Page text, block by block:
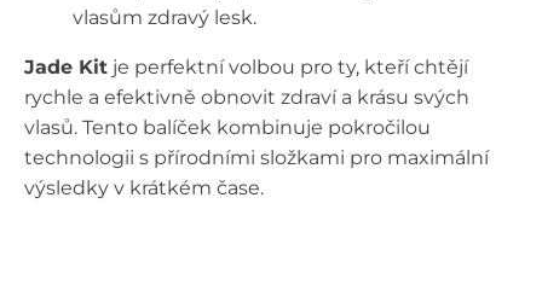
vlasům zdravý lesk.
Jade Kit je perfektní volbou pro ty, kteří chtějí
rychle a efektivně obnovit zdraví a krásu svých
vlasů. Tento balíček kombinuje pokročilou
technologii s přírodními složkami pro maximální
výsledky v krátkém čase.